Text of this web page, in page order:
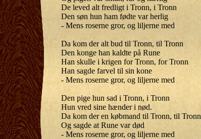
De leved alt fredligt i Tronn, i Tronn
Den søn hun ham fødte var herlig
- Mens roserne gror, og liljerne med
Da kom der alt bud til Tronn, til Tronn
Den konge han kaldte på Rune
Han skulle i krigen for Tronn, for Tronn
Han sagde farvel til sin kone
- Mens roserne gror, og liljerne med
Den pige hun sad i Tronn, i Tronn
Hun vred sine hænder i nød.
Da kom der en købmand til Tronn, til Tronn
Og sagde at Rune var død
- Mens roserne gror, og liljerne med